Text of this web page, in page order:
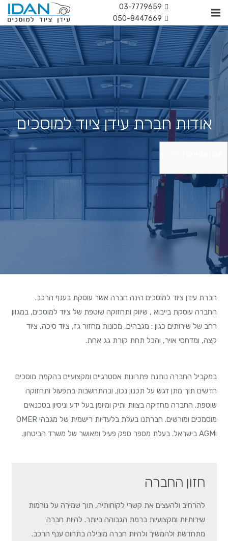
03-7779659
050-8447669
אודות חברת עידן ציוד למוסכים
חברת עידן ציוד למוסכים הינה חברה אשר עוסקת בענף הרכב.
החברה עוסקת בייבוא , שיווק ותחזוקה שוטפת של ציוד למוסכים, במגוון
רחב של שירותים כגון : מגבהים, מכונות מחזור גז, ציוד סיכה, ציוד
קצה, ומדחסי אויר, והכל תחת קורת גג אחת.
במקביל החברה נותנת פתרונות אסטרגיים ומקצועיים בהקמת מוסכים
חדשים תוך מתן דגש על תכנון נכון, ובהתחשבות בתפעול ותחזוקה
שוטפת. החברה מחזיקה בצוות ותיק ומיומן בעל ידע וניסיון בטכנאים
מוסמכים ומורשים. חברתנו בעלת בלעדיות רישמית של מגבהי OMER
וAGM בישראל. בעלת מספר ספק פעיל ומאושר של משרד הביטחון.
חזון החברה
להרחיב ולהעצים את קשרי לקוחותיה, תוך שמירה על נורמות
שירותיות ומקצועיות ברמת הגבוהה ביותר. להיות חברה
מתחדשת ולהמשיך ולהיות חברה מובילה בתחום ענף הרכב.